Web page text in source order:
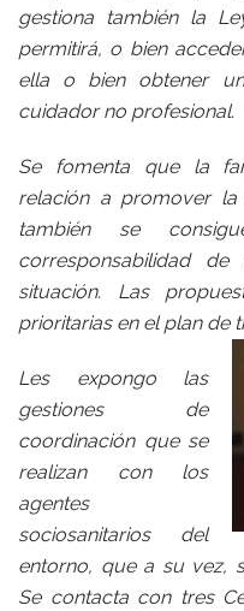
gestiona también la
permitirá, o bien
ella o bien obtener
cuidador no profesional.
Se fomenta que la
relación a promover la
también se
corresponsabilidad
situación. Las
prioritarias en el plan de
Les expongo las
gestiones de
coordinación que se
realizan con los
agentes
sociosanitarios del
entorno, que a su vez,
Se contacta con tres